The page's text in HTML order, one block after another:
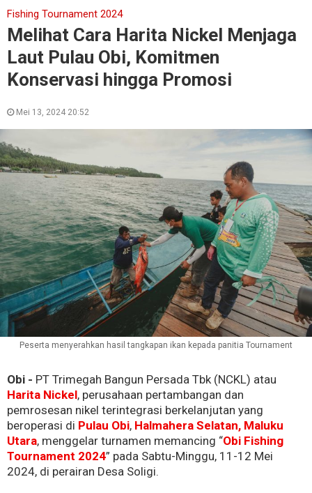
Fishing Tournament 2024
Melihat Cara Harita Nickel Menjaga
Laut Pulau Obi, Komitmen
Konservasi hingga Promosi
Mei 13, 2024 20:52
Peserta menyerahkan hasil tangkapan ikan kepada panitia Tournament
Obi - PT Trimegah Bangun Persada Tbk (NCKL) atau
Harita Nickel, perusahaan pertambangan dan
pemrosesan nikel terintegrasi berkelanjutan yang
beroperasi di Pulau Obi, Halmahera Selatan, Maluku
Utara, menggelar turnamen memancing “Obi Fishing
Tournament 2024” pada Sabtu-Minggu, 11-12 Mei
2024, di perairan Desa Soligi.